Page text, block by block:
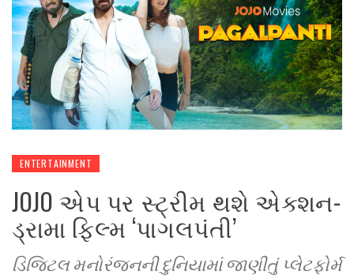
ENTERTAINMENT
JOJO એપ પર સ્ટ્રીમ થશે એક્શન-
ડ્રામા ફિલ્મ ‘પાગલપંતી’
ડિજિટલ મનોરંજનની દુનિયામાં જાણીતું પ્લેટફોર્મ